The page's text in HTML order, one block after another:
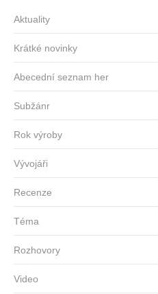
Aktuality
Krátké novinky
Abecední seznam her
Subžánr
Rok výroby
Vývojáři
Recenze
Téma
Rozhovory
Video